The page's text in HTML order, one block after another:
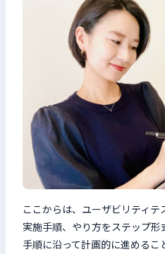
ここからは、ユーザビリティ
実施手順、やり方をステップ形
手順に沿って計画的に進める